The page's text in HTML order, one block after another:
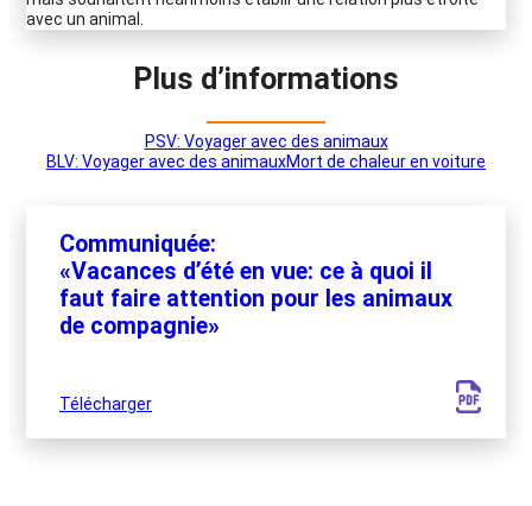
avec un animal.
Plus d’informations
PSV: Voyager avec des animaux
BLV: Voyager avec des animauxMort de chaleur en voiture
Communiquée:
«Vacances d’été en vue: ce à quoi il
faut faire attention pour les animaux
de compagnie»
Télécharger